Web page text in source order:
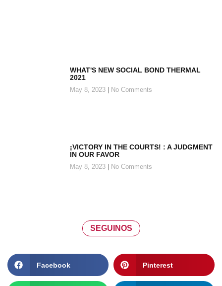
WHAT'S NEW SOCIAL BOND THERMAL
2021
May 8, 2023 No Comments
¡VICTORY IN THE COURTS! : A JUDGMENT
IN OUR FAVOR
May 8, 2023 No Comments
SEGUINOS
Facebook Pinterest